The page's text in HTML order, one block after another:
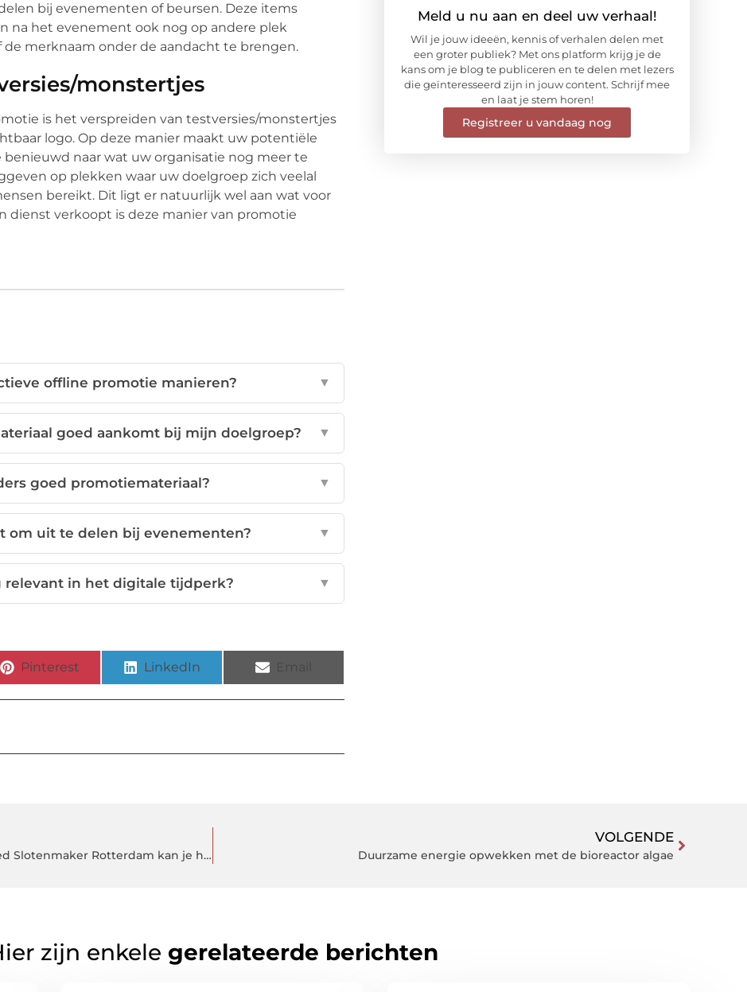
bij evenementen of beursen. Deze items
na het evenement ook nog op andere plek
merknaam onder de aandacht te brengen.
monstertjes
is het verspreiden van testversies/monstertjes
logo. Op deze manier maakt uw potentiële
naar wat uw organisatie nog meer te
op plekken waar uw doelgroep zich veelal
bereikt. Dit ligt er natuurlijk wel aan wat voor
dienst verkoopt is deze manier van promotie
offline promotie manieren? ▼
goed aankomt bij mijn doelgroep? ▼
goed promotiemateriaal? ▼
om uit te delen bij evenementen? ▼
relevant in het digitale tijdperk? ▼
Pinterest LinkedIn
Meld u nu aan en deel uw verhaal!
Wil je jouw ideeën, kennis of verhalen delen met
een groter publiek? Met ons platform krijg je de
kans om je blog te publiceren en te delen met lezers
die geïnteresseerd zijn in jouw content. Schrijf mee
en laat je stem horen!
Registreer u vandaag nog
Een slotenmaker nodig in Rotterdam. Spoed Slotenmaker Rotterdam kan je helpen
VOLGENDE
Duurzame energie opwekken met de bioreactor algae
zijn enkele gerelateerde berichten